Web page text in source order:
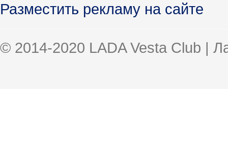
Разместить рекламу на сайте
© 2014-2020 LADA Vesta Club |